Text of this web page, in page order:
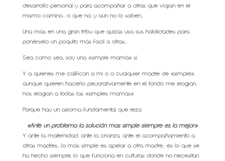
desarrollo personal y para acompañar a otras que viajan en el
mismo camino… o que no, y aún no lo saben…
Una más en una gran tribu que quizás usa sus habilidades para
ponérselo un poquito más fácil a otras…
Sea como sea, soy una «simple mamá» sí.
Y a quienes me califican a mí o a cualquier madre de «simple»,
aunque quieren hacerlo peyorativamente en el fondo me elogian,
nos elogian a todas las «simples mamás».
Porque hay un axioma fundamental que reza:
«Ante un problema la solución más simple siempre es la mejor»
Y ante la maternidad, ante la crianza, ante el acompañamiento a
otras madres… lo más simple es apelar a otra madre… es lo que se
ha hecho siempre, lo que funciona en culturas donde no necesitan